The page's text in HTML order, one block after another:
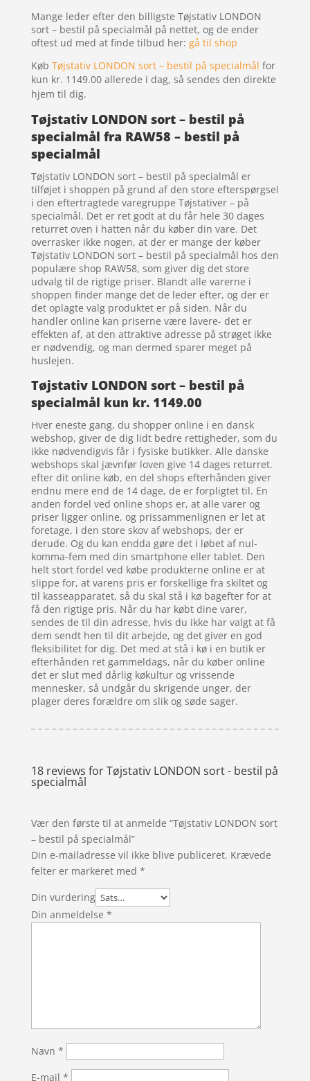
Mange leder efter den billigste Tøjstativ LONDON
sort – bestil på specialmål på nettet, og de ender
oftest ud med at finde tilbud her: gå til shop
Køb Tøjstativ LONDON sort – bestil på specialmål for
kun kr. 1149.00 allerede i dag, så sendes den direkte
hjem til dig.
Tøjstativ LONDON sort – bestil på
specialmål fra RAW58 – bestil på
specialmål
Tøjstativ LONDON sort – bestil på specialmål er
tilføjet i shoppen på grund af den store efterspørgsel
i den eftertragtede varegruppe Tøjstativer – på
specialmål. Det er ret godt at du får hele 30 dages
returret oven i hatten når du køber din vare. Det
overrasker ikke nogen, at der er mange der køber
Tøjstativ LONDON sort – bestil på specialmål hos den
populære shop RAW58, som giver dig det store
udvalg til de rigtige priser. Blandt alle varerne i
shoppen finder mange det de leder efter, og der er
det oplagte valg produktet er på siden. Når du
handler online kan priserne være lavere- det er
effekten af, at den attraktive adresse på strøget ikke
er nødvendig, og man dermed sparer meget på
huslejen.
Tøjstativ LONDON sort – bestil på
specialmål kun kr. 1149.00
Hver eneste gang, du shopper online i en dansk
webshop, giver de dig lidt bedre rettigheder, som du
ikke nødvendigvis får i fysiske butikker. Alle danske
webshops skal jævnfør loven give 14 dages returret.
efter dit online køb, en del shops efterhånden giver
endnu mere end de 14 dage, de er forpligtet til. En
anden fordel ved online shops er, at alle varer og
priser ligger online, og prissammenlignen er let at
foretage, i den store skov af webshops, der er
derude. Og du kan endda gøre det i løbet af nul-
komma-fem med din smartphone eller tablet. Den
helt stort fordel ved købe produkterne online er at
slippe for, at varens pris er forskellige fra skiltet og
til kasseapparatet, så du skal stå i kø bagefter for at
få den rigtige pris. Når du har købt dine varer,
sendes de til din adresse, hvis du ikke har valgt at få
dem sendt hen til dit arbejde, og det giver en god
fleksibilitet for dig. Det med at stå i kø i en butik er
efterhånden ret gammeldags, når du køber online
det er slut med dårlig køkultur og vrissende
mennesker, så undgår du skrigende unger, der
plager deres forældre om slik og søde sager.
18 reviews forTøjstativ LONDON sort - bestil på
specialmål
Vær den første til at anmelde “Tøjstativ LONDON sort
– bestil på specialmål”
Din e-mailadresse vil ikke blive publiceret. Krævede
felter er markeret med *
Din vurdering
Din anmeldelse *
Navn *
E-mail *